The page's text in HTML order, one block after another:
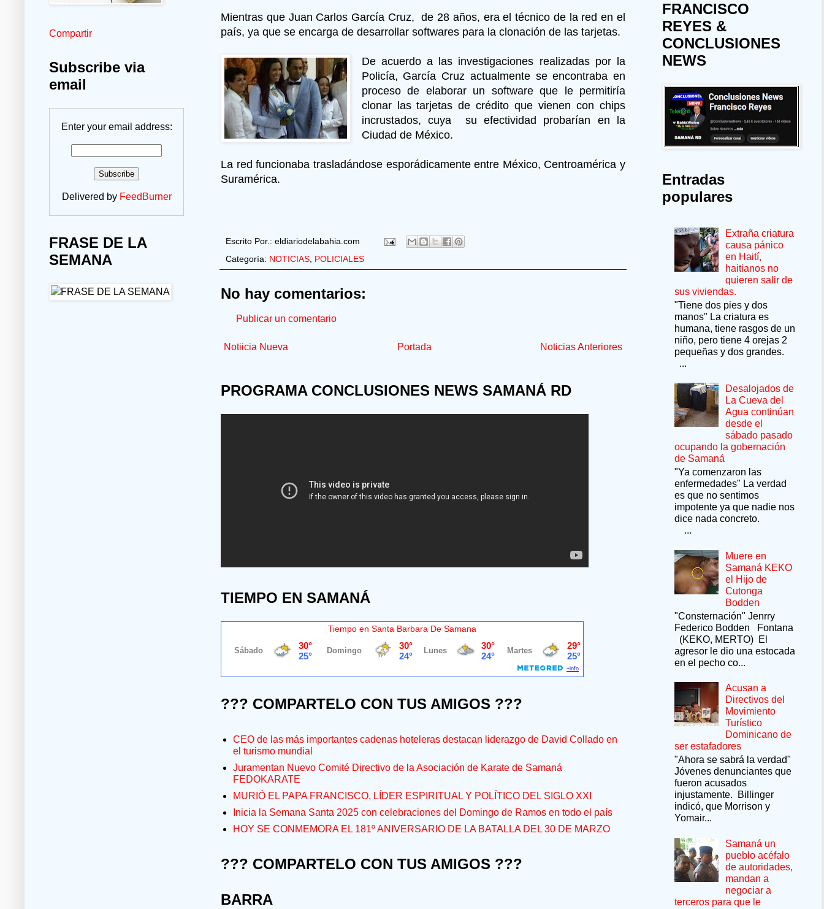
Mientras que Juan Carlos García Cruz, de 28 años, era el técnico de la red en el
país, ya que se encarga de desarrollar softwares para la clonación de las tarjetas.
De acuerdo a las investigaciones realizadas por la
Policía, García Cruz actualmente se encontraba en
proceso de elaborar un software que le permitiría
clonar las tarjetas de crédito que vienen con chips
incrustados, cuya su efectividad probarían en la
Ciudad de México.
La red funcionaba trasladándose esporádicamente entre México, Centroamérica y
Suramérica.
Escrito Por.: eldiariodelabahia.com
Categoría: NOTICIAS POLICIALES
No hay comentarios:
Publicar un comentario
Notiicia Nueva Noticias Anteriores
Portada
PROGRAMA CONCLUSIONES NEWS SAMANÁ RD
TIEMPO EN SAMANÁ
Tiempo en Santa Barbara De Samana
??? COMPARTELO CON TUS AMIGOS ???
CEO de las más importantes cadenas hoteleras destacan liderazgo de David Collado en
el turismo mundial
Juramentan Nuevo Comité Directivo de la Asociación de Karate de Samaná
FEDOKARATE
MURIÓ EL PAPA FRANCISCO, LÍDER ESPIRITUAL Y POLÍTICO DEL SIGLO XXI
Inicia la Semana Santa 2025 con celebraciones del Domingo de Ramos en todo el país
HOY SE CONMEMORA EL 181º ANIVERSARIO DE LA BATALLA DEL 30 DE MARZO
??? COMPARTELO CON TUS AMIGOS ???
BARRA
Compartir
Subscribe via
email
Enter your email address:
Delivered by FeedBurner
FRASE DE LA
SEMANA
FRANCISCO
REYES &
CONCLUSIONES
NEWS
Entradas
populares
Extraña criatura
causa pánico
en Haití,
haitianos no
quieren salir de
sus viviendas.
"Tiene dos pies y dos
manos" La criatura es
humana, tiene rasgos de un
niño, pero tiene 4 orejas 2
pequeñas y dos grandes.
...
Desalojados de
La Cueva del
Agua continúan
desde el
sábado pasado
ocupando la gobernación
de Samaná
"Ya comenzaron las
enfermedades" La verdad
es que no sentimos
impotente ya que nadie nos
dice nada concreto.
...
Muere en
Samaná KEKO
el Hijo de
Cutonga
Bodden
"Consternación" Jenrry
Federico Bodden Fontana
(KEKO, MERTO) El
agresor le dio una estocada
en el pecho co...
Acusan a
Directivos del
Movimiento
Turístico
Dominicano de
ser estafadores
"Ahora se sabrá la verdad"
Jóvenes denunciantes que
fueron acusados
injustamente. Billinger
indicó, que Morrison y
Yomair...
Samaná un
pueblo acéfalo
de autoridades,
mandan a
negociar a
terceros para que le